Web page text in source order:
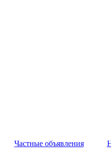
Частные объявления